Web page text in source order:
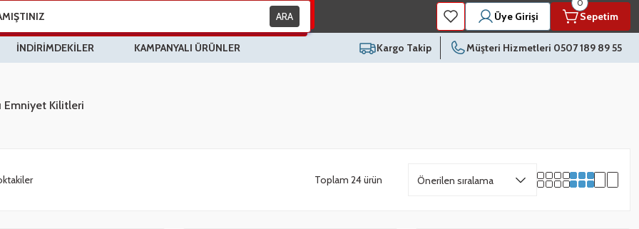
ARA Üye Girişi Sepetim
0
İNDİRİMDEKİLER KAMPANYALI ÜRÜNLER Kargo Takip Müşteri Hizmetleri 0507 189 89 55
Emniyet Kilitleri
Toplam 24 ürün